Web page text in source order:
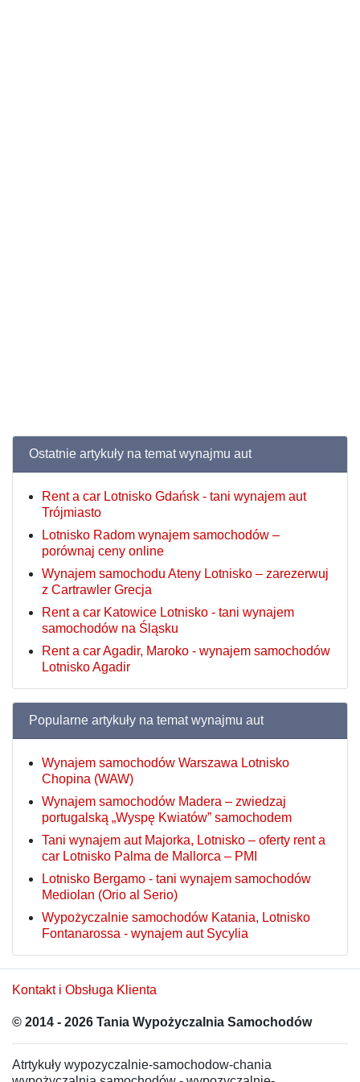
Ostatnie artykuły na temat wynajmu aut
Rent a car Lotnisko Gdańsk - tani wynajem aut
Trójmiasto
Lotnisko Radom wynajem samochodów –
porównaj ceny online
Wynajem samochodu Ateny Lotnisko – zarezerwuj
z Cartrawler Grecja
Rent a car Katowice Lotnisko - tani wynajem
samochodów na Śląsku
Rent a car Agadir, Maroko - wynajem samochodów
Lotnisko Agadir
Popularne artykuły na temat wynajmu aut
Wynajem samochodów Warszawa Lotnisko
Chopina (WAW)
Wynajem samochodów Madera – zwiedzaj
portugalską „Wyspę Kwiatów” samochodem
Tani wynajem aut Majorka, Lotnisko – oferty rent a
car Lotnisko Palma de Mallorca – PMI
Lotnisko Bergamo - tani wynajem samochodów
Mediolan (Orio al Serio)
Wypożyczalnie samochodów Katania, Lotnisko
Fontanarossa - wynajem aut Sycylia
Kontakt i Obsługa Klienta
© 2014 - 2026 Tania Wypożyczalnia Samochodów
Atrtykuły wypozyczalnie-samochodow-chania